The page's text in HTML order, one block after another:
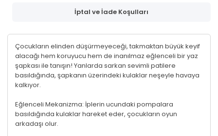
İptal ve İade Koşulları
Çocukların elinden düşürmeyeceği, takmaktan büyük keyif
alacağı hem koruyucu hem de inanılmaz eğlenceli bir yaz
şapkası ile tanışın! Yanlarda sarkan sevimli patilere
basıldığında, şapkanın üzerindeki kulaklar neşeyle havaya
kalkıyor.
Eğlenceli Mekanizma: İplerin ucundaki pompalara
basıldığında kulaklar hareket eder, çocukların oyun
arkadaşı olur.